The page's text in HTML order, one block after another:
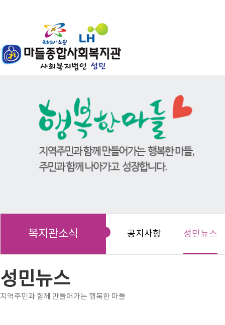
복지관소식 공지사항 성민뉴스
성민뉴스
지역주민과 함께 만들어가는 행복한 마들